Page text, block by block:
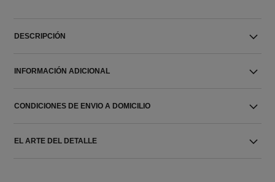
DESCRIPCIÓN
INFORMACIÓN ADICIONAL
CONDICIONES DE ENVIO A DOMICILIO
EL ARTE DEL DETALLE